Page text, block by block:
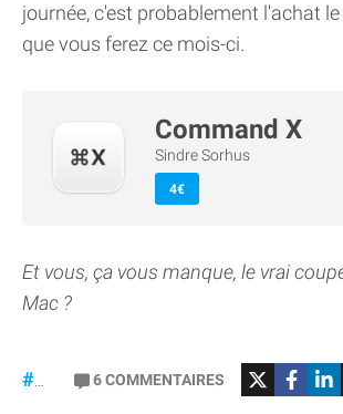
journée, c'est probablement l'achat
que vous ferez ce mois-ci.
Command X
Sindre Sorhus
4€
Et vous, ça vous manque, le vrai
Mac ?
#macOS 6COMMENTAIRES